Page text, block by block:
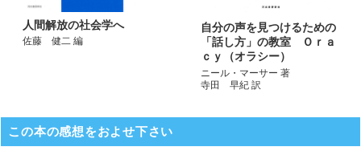
人間解放の社会学へ
佐藤 健二 編
自分の声を見つけるための
「話し方」の教室 Ｏｒａ
ｃｙ（オラシー）
ニール・マーサー 著
寺田 早紀 訳
この本の感想をおよせ下さい